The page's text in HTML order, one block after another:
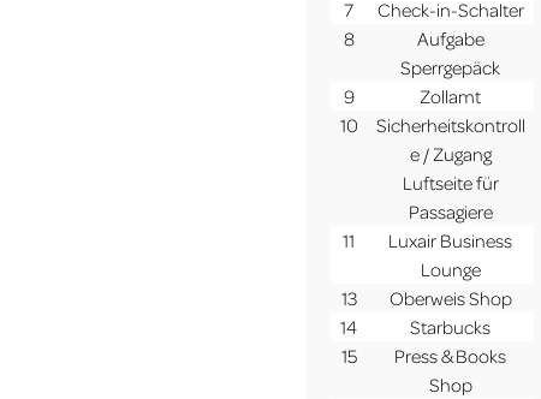
7
Check-in-Schalter
8
Aufgabe
Sperrgepäck
9
Zollamt
10
Sicherheitskontroll
e / Zugang
Luftseite für
Passagiere
11
Luxair Business
Lounge
13
Oberweis Shop
14
Starbucks
15
Press & Books
Shop